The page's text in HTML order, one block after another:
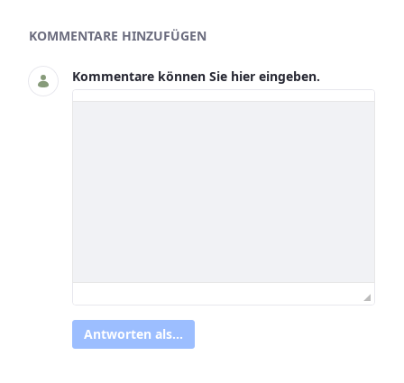
Asset-Herausgeber
KOMMENTARE HINZUFÜGEN
Kommentare können Sie hier eingeben.
Antworten als...